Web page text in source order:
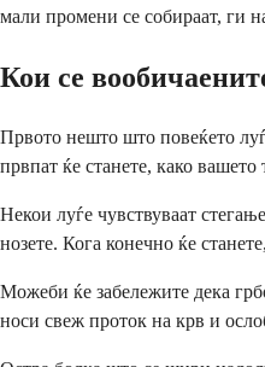
мали промени се собираат, ги
Кои се
Првото нешто што повеќето
првпат ќе станете, како
Некои луѓе чувствуваат
нозете. Кога конечно ќе
Можеби ќе забележите дека
носи свеж проток на крв и